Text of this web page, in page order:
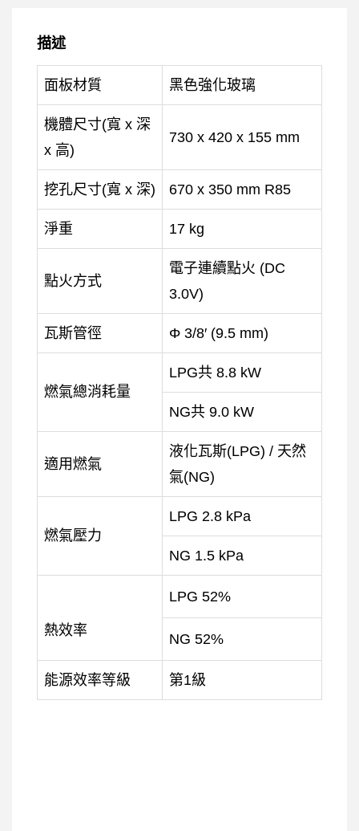
描述
面板材質 黑色強化玻璃
機體尺寸(寬 x 深
x 高)
730 x 420 x 155 mm
挖孔尺寸(寬 x 深) 670 x 350 mm R85
淨重 17 kg
點火方式
電子連續點火 (DC
3.0V)
瓦斯管徑 Φ 3/8′ (9.5 mm)
燃氣總消耗量
LPG共 8.8 kW
NG共 9.0 kW
適用燃氣
液化瓦斯(LPG) / 天然
氣(NG)
燃氣壓力
LPG 2.8 kPa
NG 1.5 kPa
熱效率
LPG 52%
NG 52%
能源效率等級 第1級